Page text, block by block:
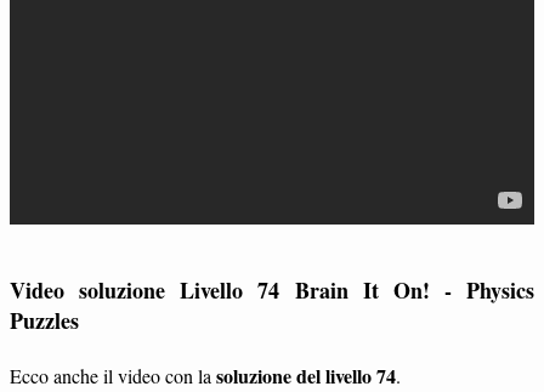
Video soluzione Livello 74 Brain It On! - Physics
Puzzles
Ecco anche il video con la soluzione del livello 74.